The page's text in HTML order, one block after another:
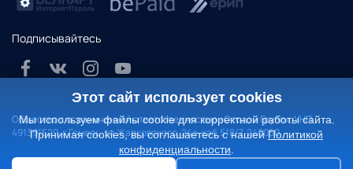
Подписывайтесь
Общество с ограниченной ответственностью «Отодом Групп», УНП
491391529. г.Гомель, ул.Жарковского, 24а, каб.518/7, 246050
Политика конфиденциальности
Этот сайт использует cookies
Мы используем файлы cookie для корректной работы сайта.
Принимая cookies, вы соглашаетесь с нашейПолитикой
конфиденциальности